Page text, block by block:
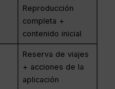
Reproducción
completa +
contenido inicial
Reserva de viajes
+ acciones de la
aplicación